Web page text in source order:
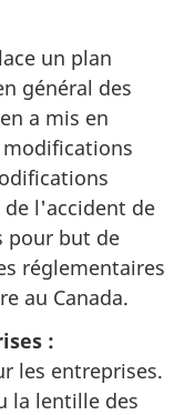
un plan
général des
a mis en
de l'accident de
pour but de
réglementaires
au Canada.
:
les entreprises.
la lentille des